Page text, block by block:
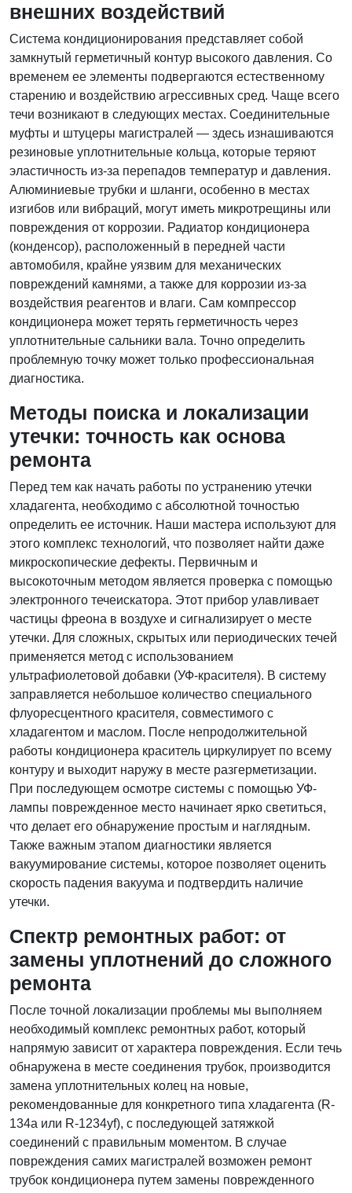
внешних воздействий
Система кондиционирования представляет собой
замкнутый герметичный контур высокого давления. Со
временем ее элементы подвергаются естественному
старению и воздействию агрессивных сред. Чаще всего
течи возникают в следующих местах. Соединительные
муфты и штуцеры магистралей — здесь изнашиваются
резиновые уплотнительные кольца, которые теряют
эластичность из-за перепадов температур и давления.
Алюминиевые трубки и шланги, особенно в местах
изгибов или вибраций, могут иметь микротрещины или
повреждения от коррозии. Радиатор кондиционера
(конденсор), расположенный в передней части
автомобиля, крайне уязвим для механических
повреждений камнями, а также для коррозии из-за
воздействия реагентов и влаги. Сам компрессор
кондиционера может терять герметичность через
уплотнительные сальники вала. Точно определить
проблемную точку может только профессиональная
диагностика.
Методы поиска и локализации
утечки: точность как основа
ремонта
Перед тем как начать работы по устранению утечки
хладагента, необходимо с абсолютной точностью
определить ее источник. Наши мастера используют для
этого комплекс технологий, что позволяет найти даже
микроскопические дефекты. Первичным и
высокоточным методом является проверка с помощью
электронного течеискатора. Этот прибор улавливает
частицы фреона в воздухе и сигнализирует о месте
утечки. Для сложных, скрытых или периодических течей
применяется метод с использованием
ультрафиолетовой добавки (УФ-красителя). В систему
заправляется небольшое количество специального
флуоресцентного красителя, совместимого с
хладагентом и маслом. После непродолжительной
работы кондиционера краситель циркулирует по всему
контуру и выходит наружу в месте разгерметизации.
При последующем осмотре системы с помощью УФ-
лампы поврежденное место начинает ярко светиться,
что делает его обнаружение простым и наглядным.
Также важным этапом диагностики является
вакуумирование системы, которое позволяет оценить
скорость падения вакуума и подтвердить наличие
утечки.
Спектр ремонтных работ: от
замены уплотнений до сложного
ремонта
После точной локализации проблемы мы выполняем
необходимый комплекс ремонтных работ, который
напрямую зависит от характера повреждения. Если течь
обнаружена в месте соединения трубок, производится
замена уплотнительных колец на новые,
рекомендованные для конкретного типа хладагента (R-
134a или R-1234yf), с последующей затяжкой
соединений с правильным моментом. В случае
повреждения самих магистралей возможен ремонт
трубок кондиционера путем замены поврежденного